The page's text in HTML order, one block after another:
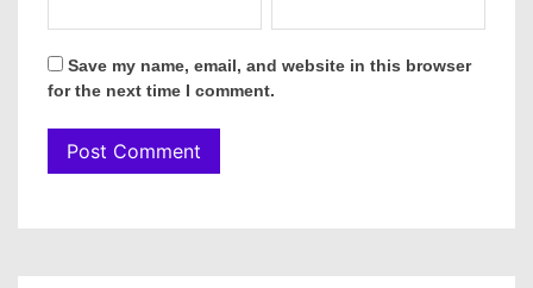
Save my name, email, and website in this browser
for the next time I comment.